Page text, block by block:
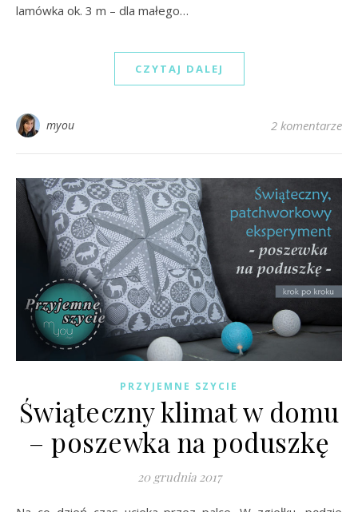
lamówka ok. 3 m – dla małego…
CZYTAJ DALEJ
myou 2 komentarze
PRZYJEMNE SZYCIE
Świąteczny klimat w domu
– poszewka na poduszkę
20 grudnia 2017